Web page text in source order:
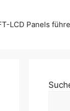
LCD Panels